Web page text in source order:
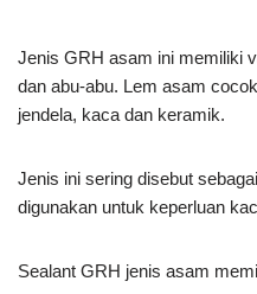
Jenis GRH asam ini memiliki
dan abu-abu. Lem asam
jendela, kaca dan keramik.
Jenis ini sering disebut sebagai
digunakan untuk keperluan
Sealant GRH jenis asam